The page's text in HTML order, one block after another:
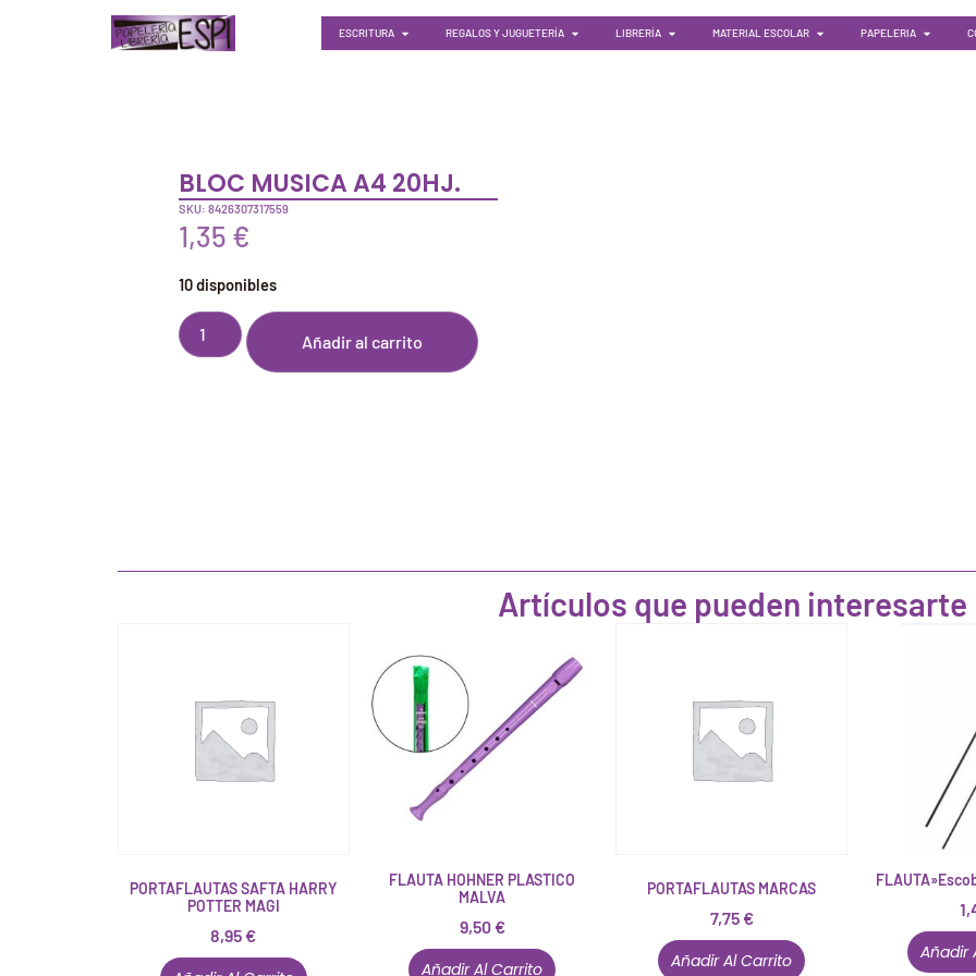
ESCRITURA REGALOS Y JUGUETERÍA LIBRERÍA MATERIAL ESCOLAR PAPELERIA
BLOC MUSICA A4 20HJ.
SKU: 8426307317559
1,35 €
10 disponibles
Añadir al carrito
Artículos que pueden interesarte
PORTAFLAUTAS SAFTA HARRY
POTTER MAGI
8,95 €
FLAUTA HOHNER PLASTICO
MALVA
9,50 €
Añadir Al Carrito
PORTAFLAUTAS MARCAS
7,75 €
Añadir Al Carrito Añadir